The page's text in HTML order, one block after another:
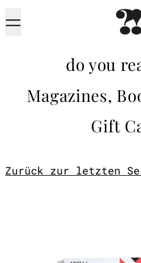
Menu
do you
Magazines,
Gift
Zurück zur letzten